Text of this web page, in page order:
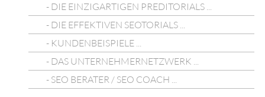
- DIE EINZIGARTIGEN PREDITORIALS ...
- DIE EFFEKTIVEN SEOTORIALS ...
- KUNDENBEISPIELE ...
- DAS UNTERNEHMERNETZWERK ...
- SEO BERATER / SEO COACH ...